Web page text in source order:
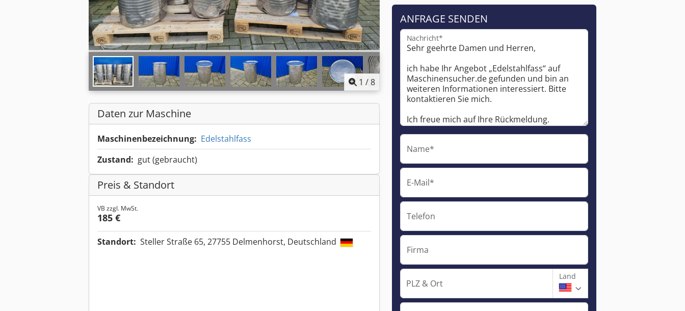
1 /8
Daten zur Maschine
Maschinenbezeichnung: Edelstahlfass
Zustand: gut (gebraucht)
Preis & Standort
VB zzgl. MwSt.
185 €
Standort: Steller Straße 65, 27755 Delmenhorst, Deutschland
ANFRAGE SENDEN
Nachricht*
Name*
E-Mail*
Telefon
Firma
PLZ & Ort
Land